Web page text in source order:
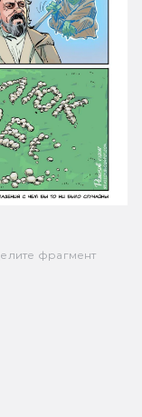
фрагмент